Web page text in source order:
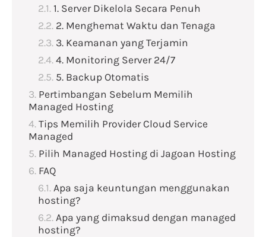
1. Server Dikelola Secara Penuh
2. Menghemat Waktu dan Tenaga
3. Keamanan yang Terjamin
4. Monitoring Server 24/7
5. Backup Otomatis
Pertimbangan Sebelum Memilih
Managed Hosting
Tips Memilih Provider Cloud Service
Managed
Pilih Managed Hosting di Jagoan Hosting
FAQ
Apa saja keuntungan menggunakan
hosting?
Apa yang dimaksud dengan managed
hosting?